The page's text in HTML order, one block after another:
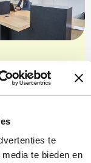
te
te bieden en
onthaal